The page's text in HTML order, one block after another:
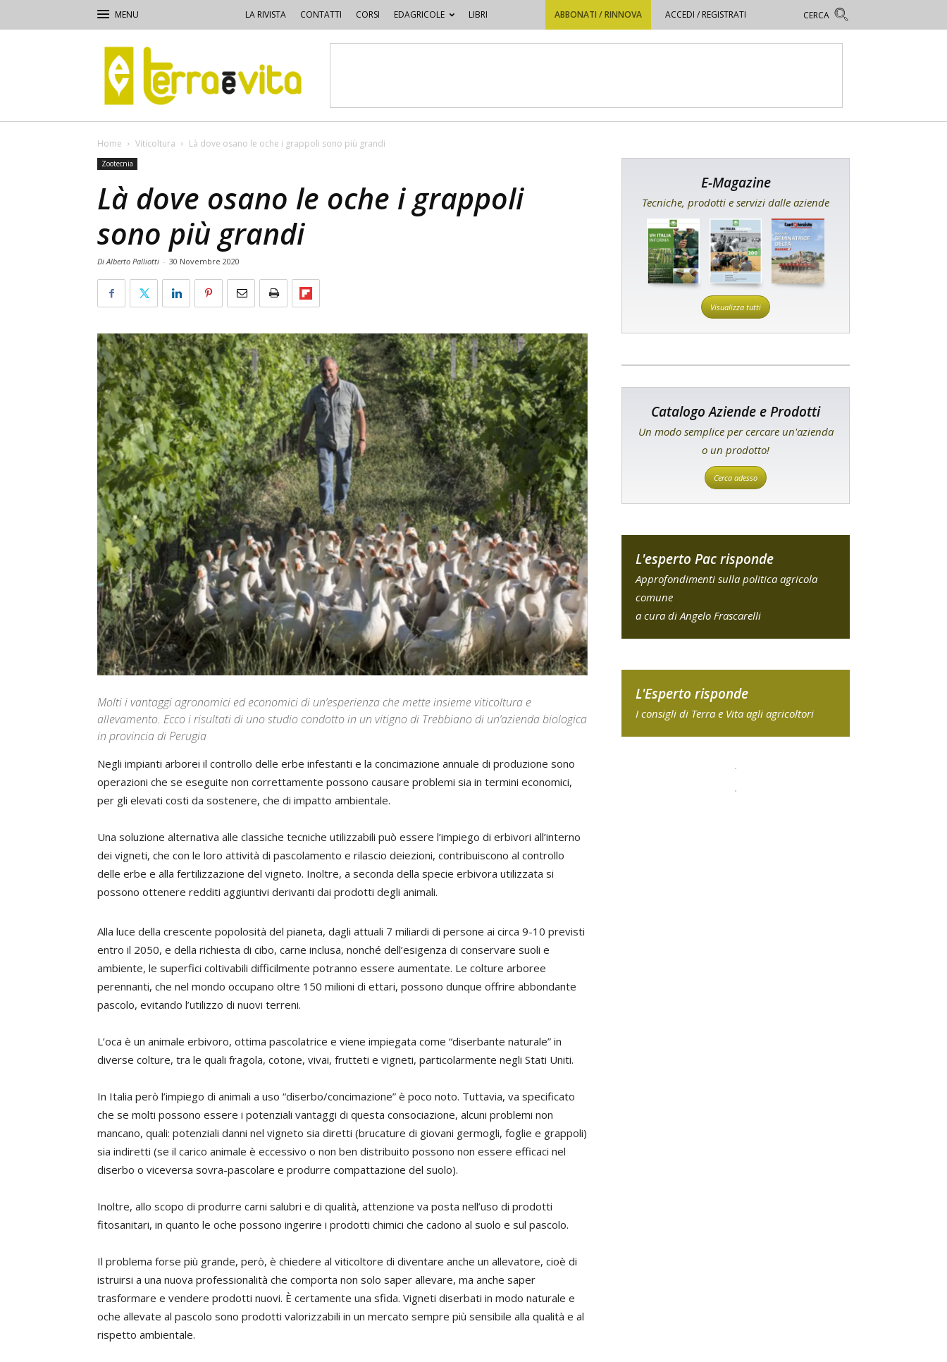
LA RIVISTA CONTATTI CORSI EDAGRICOLE LIBRI ABBONATI / RINNOVA ACCEDI / REGISTRATI
Terra
e
Vita
Home Viticoltura Là dove osano le oche i grappoli sono più grandi
Zootecnia
Là dove osano le oche i grappoli
sono più grandi
Di Alberto Palliotti - 30 Novembre 2020
Molti i vantaggi agronomici ed economici di un’esperienza che mette insieme viticoltura e
allevamento. Ecco i risultati di uno studio condotto in un vitigno di Trebbiano di un’azienda biologica
in provincia di Perugia
Negli impianti arborei il controllo delle erbe infestanti e la concimazione annuale di produzione sono
operazioni che se eseguite non correttamente possono causare problemi sia in termini economici,
per gli elevati costi da sostenere, che di impatto ambientale.
Una soluzione alternativa alle classiche tecniche utilizzabili può essere l’impiego di erbivori all’interno
dei vigneti, che con le loro attività di pascolamento e rilascio deiezioni, contribuiscono al controllo
delle erbe e alla fertilizzazione del vigneto. Inoltre, a seconda della specie erbivora utilizzata si
possono ottenere redditi aggiuntivi derivanti dai prodotti degli animali.
Alla luce della crescente popolosità del pianeta, dagli attuali 7 miliardi di persone ai circa 9-10 previsti
entro il 2050, e della richiesta di cibo, carne inclusa, nonché dell’esigenza di conservare suoli e
ambiente, le superfici coltivabili difficilmente potranno essere aumentate. Le colture arboree
perennanti, che nel mondo occupano oltre 150 milioni di ettari, possono dunque offrire abbondante
pascolo, evitando l’utilizzo di nuovi terreni.
L’oca è un animale erbivoro, ottima pascolatrice e viene impiegata come “diserbante naturale” in
diverse colture, tra le quali fragola, cotone, vivai, frutteti e vigneti, particolarmente negli Stati Uniti.
In Italia però l’impiego di animali a uso “diserbo/concimazione” è poco noto. Tuttavia, va specificato
che se molti possono essere i potenziali vantaggi di questa consociazione, alcuni problemi non
mancano, quali: potenziali danni nel vigneto sia diretti (brucature di giovani germogli, foglie e grappoli)
sia indiretti (se il carico animale è eccessivo o non ben distribuito possono non essere efficaci nel
diserbo o viceversa sovra-pascolare e produrre compattazione del suolo).
Inoltre, allo scopo di produrre carni salubri e di qualità, attenzione va posta nell’uso di prodotti
fitosanitari, in quanto le oche possono ingerire i prodotti chimici che cadono al suolo e sul pascolo.
Il problema forse più grande, però, è chiedere al viticoltore di diventare anche un allevatore, cioè di
istruirsi a una nuova professionalità che comporta non solo saper allevare, ma anche saper
trasformare e vendere prodotti nuovi. È certamente una sfida. Vigneti diserbati in modo naturale e
oche allevate al pascolo sono prodotti valorizzabili in un mercato sempre più sensibile alla qualità e al
rispetto ambientale.
E-Magazine
Tecniche, prodotti e servizi dalle aziende
Visualizza tutti
Catalogo Aziende e Prodotti
Un modo semplice per cercare un'azienda
o un prodotto!
Cerca adesso
L'esperto Pac risponde
Approfondimenti sulla politica agricola
comune
a cura di Angelo Frascarelli
L'Esperto risponde
I consigli di Terra e Vita agli agricoltori